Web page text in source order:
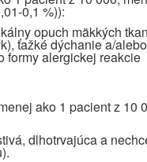
0,1 %)):
opuch mäkkých
ťažké dýchanie a/
formy alergickej reakcie
ako 1 pacient z 10
dlhotrvajúca a